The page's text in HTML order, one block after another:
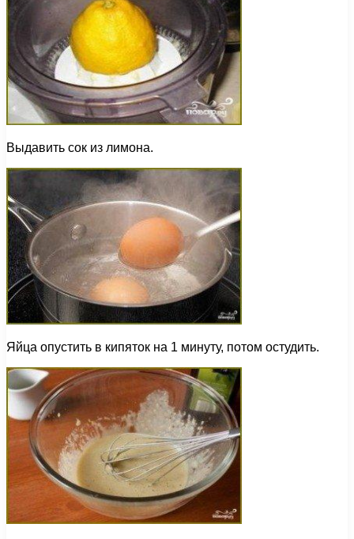
Выдавить сок из лимона.
Яйца опустить в кипяток на 1 минуту, потом остудить.